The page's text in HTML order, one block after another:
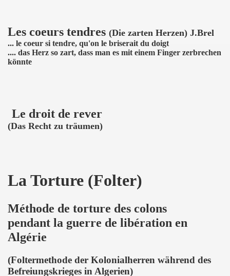
Les coeurs tendres (Die zarten Herzen) J.Brel
... le coeur si tendre, qu'on le briserait du doigt
.... das Herz so zart, dass man es mit einem Finger zerbrechen
könnte
Le droit de rever
(Das Recht zu träumen)
La Torture (Folter)
Méthode de torture des colons
pendant la guerre de libération en
Algérie
(Foltermethode der Kolonialherren während des
Befreiungskrieges in Algerien)